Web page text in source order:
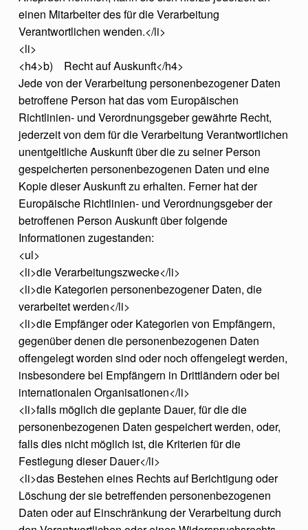
einen Mitarbeiter des für die Verarbeitung
Verantwortlichen wenden.</li>
<li>
<h4>b) Recht auf Auskunft</h4>
Jede von der Verarbeitung personenbezogener Daten
betroffene Person hat das vom Europäischen
Richtlinien- und Verordnungsgeber gewährte Recht,
jederzeit von dem für die Verarbeitung Verantwortlichen
unentgeltliche Auskunft über die zu seiner Person
gespeicherten personenbezogenen Daten und eine
Kopie dieser Auskunft zu erhalten. Ferner hat der
Europäische Richtlinien- und Verordnungsgeber der
betroffenen Person Auskunft über folgende
Informationen zugestanden:
<ul>
<li>die Verarbeitungszwecke</li>
<li>die Kategorien personenbezogener Daten, die
verarbeitet werden</li>
<li>die Empfänger oder Kategorien von Empfängern,
gegenüber denen die personenbezogenen Daten
offengelegt worden sind oder noch offengelegt werden,
insbesondere bei Empfängern in Drittländern oder bei
internationalen Organisationen</li>
<li>falls möglich die geplante Dauer, für die die
personenbezogenen Daten gespeichert werden, oder,
falls dies nicht möglich ist, die Kriterien für die
Festlegung dieser Dauer</li>
<li>das Bestehen eines Rechts auf Berichtigung oder
Löschung der sie betreffenden personenbezogenen
Daten oder auf Einschränkung der Verarbeitung durch